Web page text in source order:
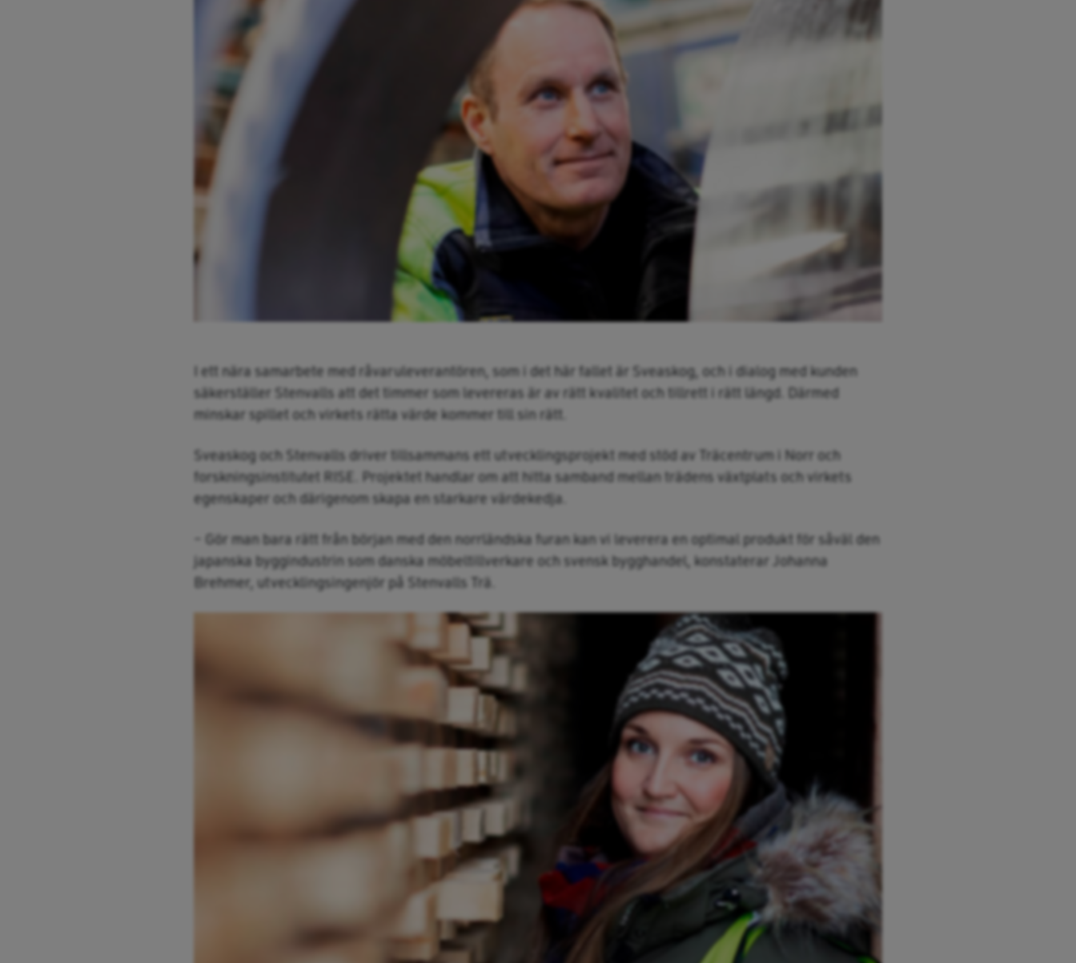
I ett nära samarbete med råvaruleverantören, som i det här fallet är Sveaskog, och i dialog med kunden
säkerställer Stenvalls att det timmer som levereras är av rätt kvalitet och tillrett i rätt längd. Därmed
minskar spillet och virkets rätta värde kommer till sin rätt.
Sveaskog och Stenvalls driver tillsammans ett utvecklingsprojekt med stöd av Träcentrum i Norr och
forskningsinstitutet RISE. Projektet handlar om att hitta samband mellan trädens växtplats och virkets
egenskaper och därigenom skapa en starkare värdekedja.
– Gör man bara rätt från början med den norrländska furan kan vi leverera en optimal produkt för såväl den
japanska byggindustrin som danska möbeltillverkare och svensk bygghandel, konstaterar Johanna
Brehmer, utvecklingsingenjör på Stenvalls Trä.